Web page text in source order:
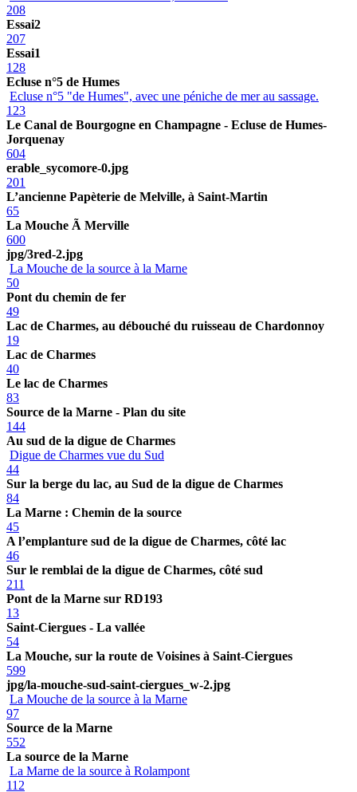
208
Essai2
207
Essai1
128
Ecluse n°5 de Humes
Ecluse n°5 "de Humes", avec une péniche de mer au sassage.
123
Le Canal de Bourgogne en Champagne - Ecluse de Humes-
Jorquenay
604
erable_sycomore-0.jpg
201
L’ancienne Papèterie de Melville, à Saint-Martin
65
La Mouche Ã Merville
600
jpg/3red-2.jpg
La Mouche de la source à la Marne
50
Pont du chemin de fer
49
Lac de Charmes, au débouché du ruisseau de Chardonnoy
19
Lac de Charmes
40
Le lac de Charmes
83
Source de la Marne - Plan du site
144
Au sud de la digue de Charmes
Digue de Charmes vue du Sud
44
Sur la berge du lac, au Sud de la digue de Charmes
84
La Marne : Chemin de la source
45
A l’emplanture sud de la digue de Charmes, côté lac
46
Sur le remblai de la digue de Charmes, côté sud
211
Pont de la Marne sur RD193
13
Saint-Ciergues - La vallée
54
La Mouche, sur la route de Voisines à Saint-Ciergues
599
jpg/la-mouche-sud-saint-ciergues_w-2.jpg
La Mouche de la source à la Marne
97
Source de la Marne
552
La source de la Marne
La Marne de la source à Rolampont
112